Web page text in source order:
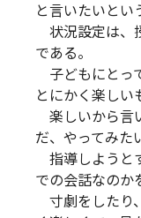
と言いたいとい
状況設定は、
である。
子どもにとっ
とにかく楽しい
楽しいから言
だ、やってみた
指導しようと
での会話なのか
寸劇をしたり